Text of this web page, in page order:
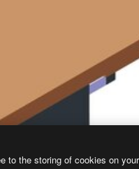
to the storing of cookies on